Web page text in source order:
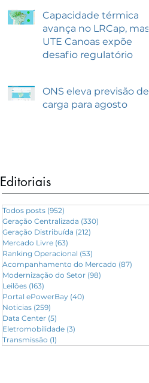
Capacidade térmica
avança no LRCap, mas
UTE Canoas expõe
desafio regulatório
ONS eleva previsão de
carga para agosto
Editoriais
Todos posts (952)
Geração Centralizada (330)
Geração Distribuída (212)
Mercado Livre (63)
Ranking Operacional (53)
Acompanhamento do Mercado (87)
Modernização do Setor (98)
Leilões (163)
Portal ePowerBay (40)
Noticias (259)
Data Center (5)
Eletromobilidade (3)
Transmissão (1)